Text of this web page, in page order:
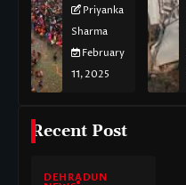
Priyanka
Sharma
February
11, 2025
Recent Post
DEHRADUN